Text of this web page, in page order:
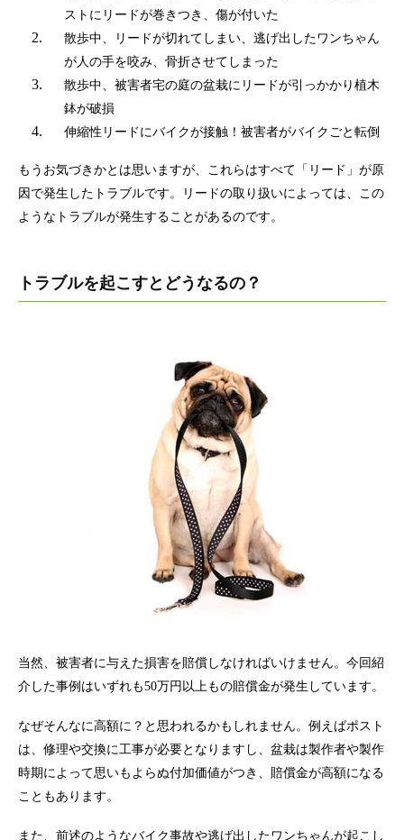
ストにリードが巻きつき、傷が付いた
散歩中、リードが切れてしまい、逃げ出したワンちゃん
が人の手を咬み、骨折させてしまった
散歩中、被害者宅の庭の盆栽にリードが引っかかり植木
鉢が破損
伸縮性リードにバイクが接触！被害者がバイクごと転倒
もうお気づきかとは思いますが、これらはすべて「リード」が原
因で発生したトラブルです。リードの取り扱いによっては、この
ようなトラブルが発生することがあるのです。
トラブルを起こすとどうなるの？
当然、被害者に与えた損害を賠償しなければいけません。今回紹
介した事例はいずれも50万円以上もの賠償金が発生しています。
なぜそんなに高額に？と思われるかもしれません。例えばポスト
は、修理や交換に工事が必要となりますし、盆栽は製作者や製作
時期によって思いもよらぬ付加価値がつき、賠償金が高額になる
こともあります。
また、前述のようなバイク事故や逃げ出したワンちゃんが起こし